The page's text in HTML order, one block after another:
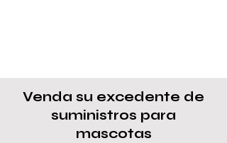
Venda su excedente de
suministros para
mascotas